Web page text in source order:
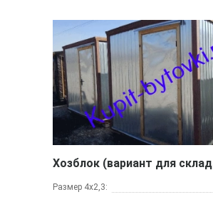
Хозблок (вариант для
Размер 4х2,3: